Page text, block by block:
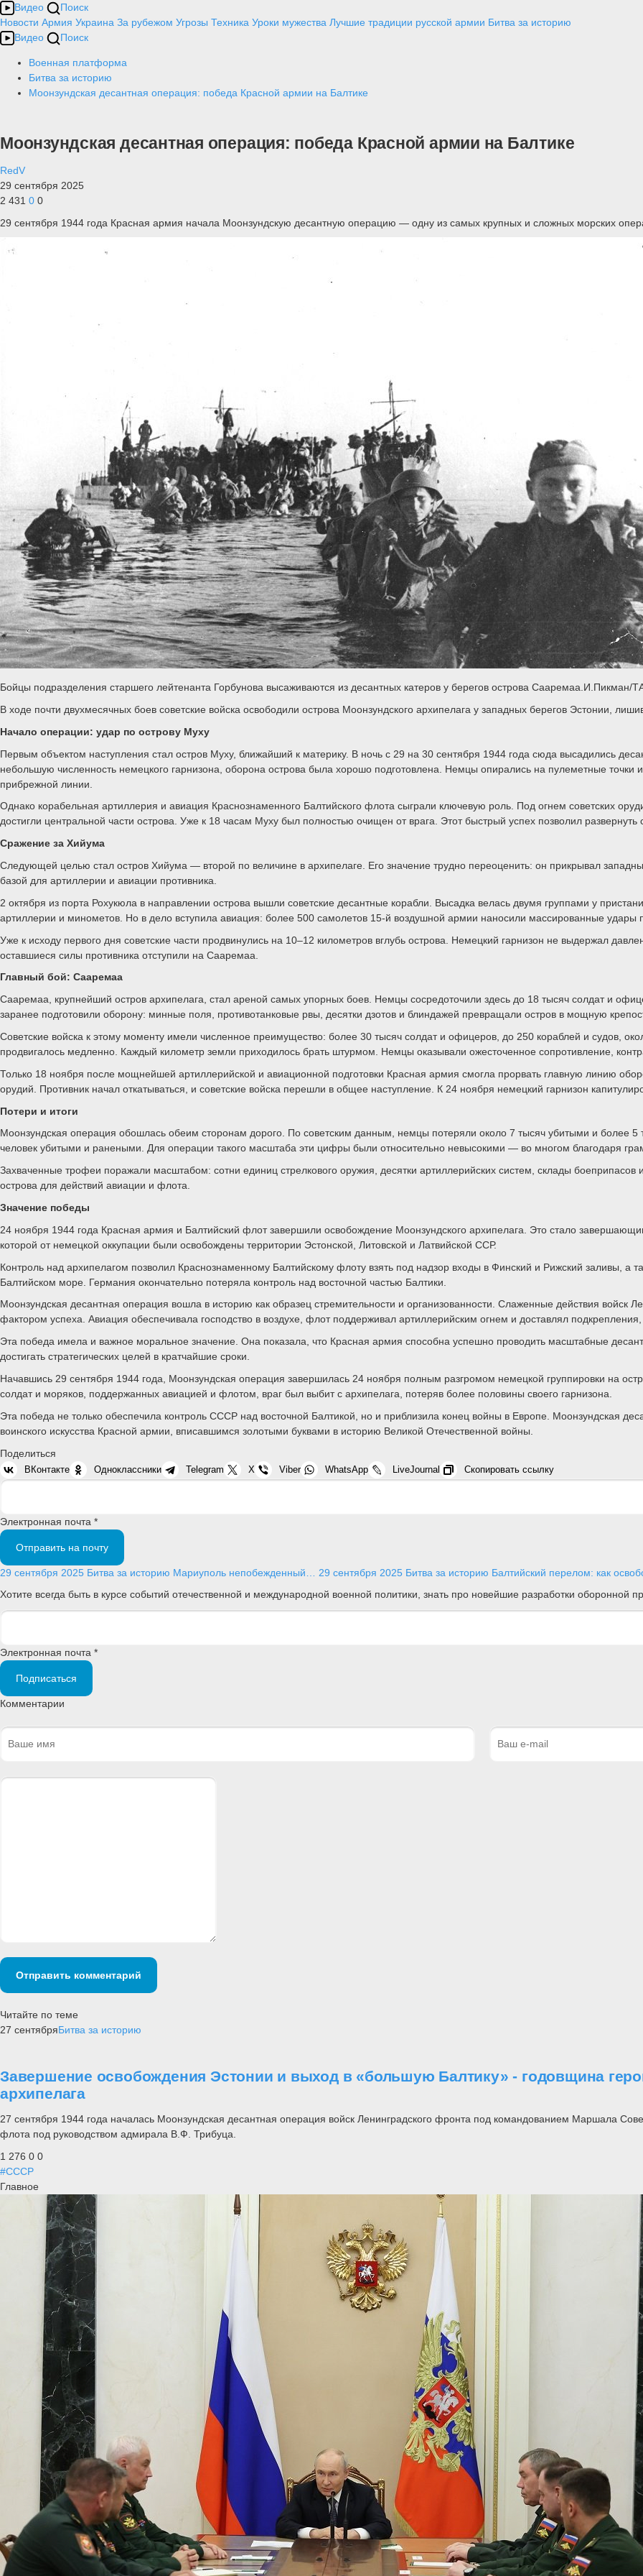
Видео
Поиск
Новости Армия Украина За рубежом Угрозы Техника Уроки мужества Лучшие традиции русской армии Битва за историю
Видео
Поиск
Военная платформа
Битва за историю
Моонзундская десантная операция: победа Красной армии на Балтике
Моонзундская десантная операция: победа Красной армии на Балтике
RedV
29 сентября 2025
2 431 0 0
29 сентября 1944 года Красная армия начала Моонзундскую десантную операцию — одну из самых крупных и сложных морских
Бойцы подразделения старшего лейтенанта Горбунова высаживаются из десантных катеров у берегов острова Сааремаа.И.Пикман/
В ходе почти двухмесячных боев советские войска освободили острова Моонзундского архипелага у западных берегов Эстонии,
Начало операции: удар по острову Муху
Первым объектом наступления стал остров Муху, ближайший к материку. В ночь с 29 на 30 сентября 1944 года сюда высадились
небольшую численность немецкого гарнизона, оборона острова была хорошо подготовлена. Немцы опирались на пулеметные точки
прибрежной линии.
Однако корабельная артиллерия и авиация Краснознаменного Балтийского флота сыграли ключевую роль. Под огнем советских
достигли центральной части острова. Уже к 18 часам Муху был полностью очищен от врага. Этот быстрый успех позволил
Сражение за Хийума
Следующей целью стал остров Хийума — второй по величине в архипелаге. Его значение трудно переоценить: он прикрывал
базой для артиллерии и авиации противника.
2 октября из порта Рохукюла в направлении острова вышли советские десантные корабли. Высадка велась двумя группами у
артиллерии и минометов. Но в дело вступила авиация: более 500 самолетов 15-й воздушной армии наносили массированные
Уже к исходу первого дня советские части продвинулись на 10–12 километров вглубь острова. Немецкий гарнизон не выдержал
оставшиеся силы противника отступили на Сааремаа.
Главный бой: Сааремаа
Сааремаа, крупнейший остров архипелага, стал ареной самых упорных боев. Немцы сосредоточили здесь до 18 тысяч солдат и
заранее подготовили оборону: минные поля, противотанковые рвы, десятки дзотов и блиндажей превращали остров в мощную
Советские войска к этому моменту имели численное преимущество: более 30 тысяч солдат и офицеров, до 250 кораблей и судов,
продвигалось медленно. Каждый километр земли приходилось брать штурмом. Немцы оказывали ожесточенное сопротивление,
Только 18 ноября после мощнейшей артиллерийской и авиационной подготовки Красная армия смогла прорвать главную линию
орудий. Противник начал откатываться, и советские войска перешли в общее наступление. К 24 ноября немецкий гарнизон
Потери и итоги
Моонзундская операция обошлась обеим сторонам дорого. По советским данным, немцы потеряли около 7 тысяч убитыми и более 5
человек убитыми и ранеными. Для операции такого масштаба эти цифры были относительно невысокими — во многом благодаря
Захваченные трофеи поражали масштабом: сотни единиц стрелкового оружия, десятки артиллерийских систем, склады боеприпасов
острова для действий авиации и флота.
Значение победы
24 ноября 1944 года Красная армия и Балтийский флот завершили освобождение Моонзундского архипелага. Это стало
которой от немецкой оккупации были освобождены территории Эстонской, Литовской и Латвийской ССР.
Контроль над архипелагом позволил Краснознаменному Балтийскому флоту взять под надзор входы в Финский и Рижский заливы, а
Балтийском море. Германия окончательно потеряла контроль над восточной частью Балтики.
Моонзундская десантная операция вошла в историю как образец стремительности и организованности. Слаженные действия войск
фактором успеха. Авиация обеспечивала господство в воздухе, флот поддерживал артиллерийским огнем и доставлял
Эта победа имела и важное моральное значение. Она показала, что Красная армия способна успешно проводить масштабные
достигать стратегических целей в кратчайшие сроки.
Начавшись 29 сентября 1944 года, Моонзундская операция завершилась 24 ноября полным разгромом немецкой группировки на
солдат и моряков, поддержанных авиацией и флотом, враг был выбит с архипелага, потеряв более половины своего гарнизона.
Эта победа не только обеспечила контроль СССР над восточной Балтикой, но и приблизила конец войны в Европе. Моонзундская
воинского искусства Красной армии, вписавшимся золотыми буквами в историю Великой Отечественной войны.
Поделиться
ВКонтакте Одноклассники Telegram X Viber WhatsApp LiveJournal Скопировать ссылку
Электронная почта *
Отправить на почту
29 сентября 2025 Битва за историю Мариуполь непобежденный… 29 сентября 2025 Битва за историю Балтийский перелом: как
Хотите всегда быть в курсе событий отечественной и международной военной политики, знать про новейшие разработки
Электронная почта *
Подписаться
Комментарии
Отправить комментарий
Читайте по теме
27 сентябряБитва за историю
Завершение освобождения Эстонии и выход в «большую Балтику» - годовщина
архипелага
27 сентября 1944 года началась Моонзундская десантная операция войск Ленинградского фронта под командованием Маршала
флота под руководством адмирала В.Ф. Трибуца.
1 276 0 0
#СССР
Главное